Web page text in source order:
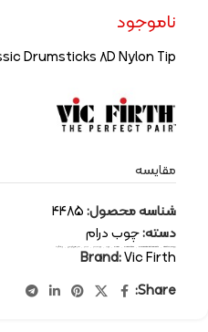
ناموجود
Drumsticks 8D Nylon Tip
مقایسه
شناسه محصول:4485
دسته:چوب درام
برچسب: drum drum sticks percussion-instruments Vic Firth چوب چوب درام درام سازهای کوبه ای ویک فرث
Brand:Vic Firth
Share: